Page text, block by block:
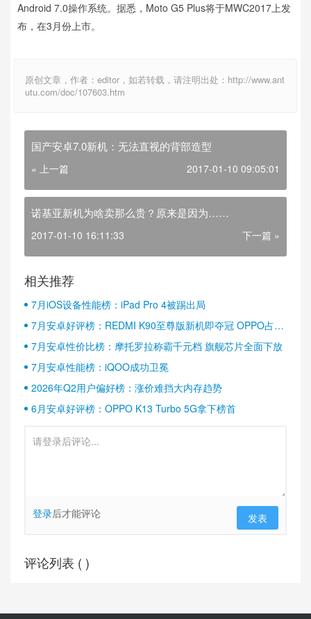
Android 7.0操作系统。据悉，Moto G5 Plus将于MWC2017上发
布，在3月份上市。
原创文章，作者：editor，如若转载，请注明出处：http://www.ant
utu.com/doc/107603.htm
国产安卓7.0新机：无法直视的背部造型
« 上一篇 2017-01-10 09:05:01
诺基亚新机为啥卖那么贵？原来是因为……
2017-01-10 16:11:33 下一篇 »
相关推荐
7月iOS设备性能榜：iPad Pro 4被踢出局
7月安卓好评榜：REDMI K90至尊版新机即夺冠 OPPO占据
半壁江山
7月安卓性价比榜：摩托罗拉称霸千元档 旗舰芯片全面下放
7月安卓性能榜：iQOO成功卫冕
2026年Q2用户偏好榜：涨价难挡大内存趋势
6月安卓好评榜：OPPO K13 Turbo 5G拿下榜首
登录后才能评论 发表
评论列表 ( )